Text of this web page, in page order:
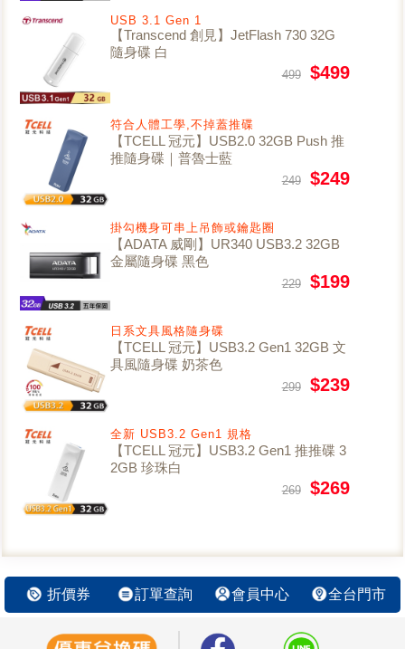
USB 3.1 Gen 1
【Transcend 創見】JetFlash 730 32G
隨身碟 白
499 $499
符合人體工學,不掉蓋推碟
【TCELL 冠元】USB2.0 32GB Push 推
推隨身碟｜普魯士藍
249 $249
掛勾機身可串上吊飾或鑰匙圈
【ADATA 威剛】UR340 USB3.2 32GB
金屬隨身碟 黑色
229 $199
日系文具風格隨身碟
【TCELL 冠元】USB3.2 Gen1 32GB 文
具風隨身碟 奶茶色
299 $239
全新 USB3.2 Gen1 規格
【TCELL 冠元】USB3.2 Gen1 推推碟 3
2GB 珍珠白
269 $269
折價券 訂單查詢 會員中心 全台門市